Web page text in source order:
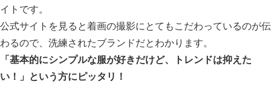
イトです。
公式サイトを見ると着画の撮影にとてもこだわっているのが伝
わるので、洗練されたブランドだとわかります。
「基本的にシンプルな服が好きだけど、トレンドは抑えた
い！」という方にピッタリ！